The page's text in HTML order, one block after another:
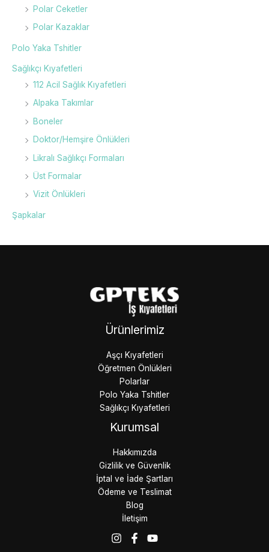
Polar Ceketler
Polar Kazaklar
Polo Yaka Tshitler
Sağlıkçı Kıyafetleri
112 Acil Sağlık Kıyafetleri
Alpaka Takımlar
Boneler
Doktor/Hemşire Önlükleri
Likralı Sağlıkçı Formaları
Üst Formalar
Vizit Önlükleri
Şapkalar
Ürünlerimiz
Aşçı Kıyafetleri
Öğretmen Önlükleri
Polarlar
Polo Yaka Tshitler
Sağlıkçı Kıyafetleri
Kurumsal
Hakkımızda
Gizlilik ve Güvenlik
İptal ve İade Şartları
Ödeme ve Teslimat
Blog
İletişim